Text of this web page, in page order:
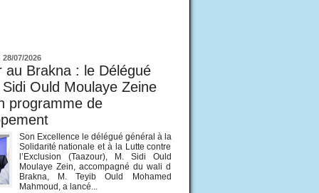
28/07/2026
au Brakna : le Délégué
Ould Moulaye Zeine
programme de
Son Excellence le délégué général à la
Solidarité nationale et à la Lutte contre
l’Exclusion (Taazour), M. Sidi Ould
Moulaye Zein, accompagné du wali d
Brakna, M. Teyib Ould Mohamed
Mahmoud, a lancé...